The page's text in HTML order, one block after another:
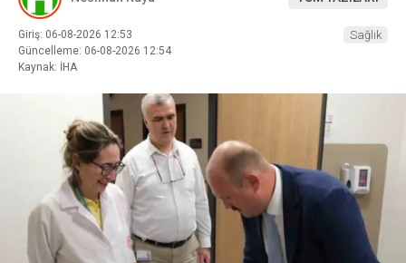
Giriş: 06-08-2026 12:53
Güncelleme: 06-08-2026 12:54
Kaynak: İHA
Sağlık